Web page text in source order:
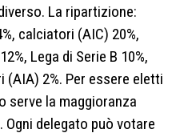
La ripartizione:
calciatori (AIC) 20%,
Lega di Serie B 10%,
(AIA) 2%. Per essere eletti
serve la maggioranza
delegato può votare